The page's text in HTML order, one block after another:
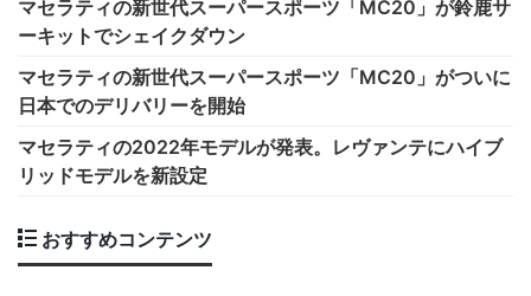
マセラティの新世代スーパースポーツ「MC20」が鈴鹿サ
ーキットでシェイクダウン
マセラティの新世代スーパースポーツ「MC20」がついに
日本でのデリバリーを開始
マセラティの2022年モデルが発表。レヴァンテにハイブ
リッドモデルを新設定
おすすめコンテンツ